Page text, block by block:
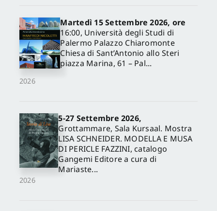
2026
Martedì 15 Settembre 2026, ore
16:00, Università degli Studi di
Palermo Palazzo Chiaromonte
Chiesa di Sant’Antonio allo Steri
piazza Marina, 61 – Pal...
2026
5-27 Settembre 2026,
Grottammare, Sala Kursaal. Mostra
LISA SCHNEIDER. MODELLA E MUSA
DI PERICLE FAZZINI, catalogo
Gangemi Editore a cura di
Mariaste...